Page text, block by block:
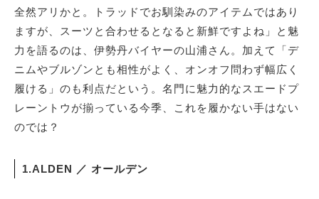
全然アリかと。トラッドでお馴染みのアイテムではあり
ますが、スーツと合わせるとなると新鮮ですよね」と魅
力を語るのは、伊勢丹バイヤーの山浦さん。加えて「デ
ニムやブルゾンとも相性がよく、オンオフ問わず幅広く
履ける」のも利点だという。名門に魅力的なスエードプ
レーントウが揃っている今季、これを履かない手はない
のでは？
1.ALDEN ／ オールデン